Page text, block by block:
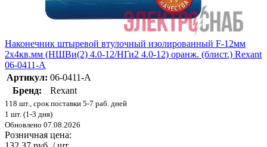
Наконечник штыревой втулочный изолированный F-12мм
2х4кв.мм (НШВи(2) 4.0-12/НГи2 4.0-12) оранж. (блист.) Rexant
06-0411-A
Артикул: 06-0411-A
Бренд:
Rexant
118 шт., срок поставки 5-7 раб. дней
1 шт. (1-3 дня)
Обновлено 07.08.2026
Розничная цена: